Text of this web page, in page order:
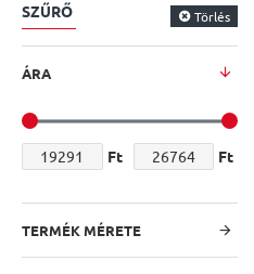
SZŰRŐ Törlés
ÁRA
Ft Ft
TERMÉK MÉRETE